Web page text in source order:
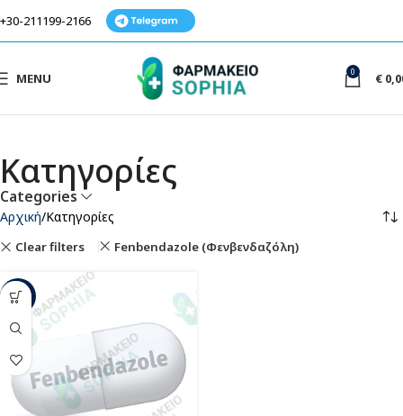
+30-211199-2166
MENU 0 €
Κατηγορίες
Categories
Αρχική Κατηγορίες
Clear filters Fenbendazole (Φενβενδαζόλη)
-31%